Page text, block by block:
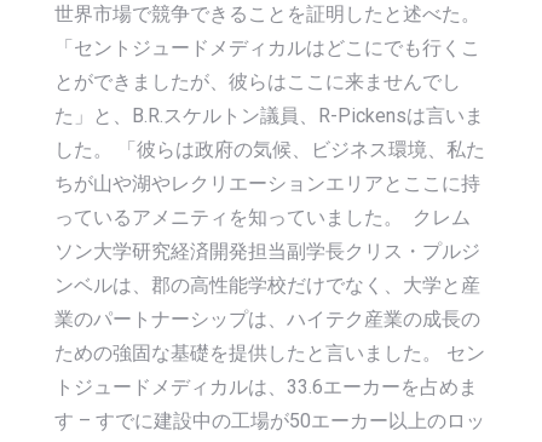
世界市場で競争できることを証明したと述べた。
「セントジュードメディカルはどこにでも行くこ
とができましたが、彼らはここに来ませんでし
た」と、B.R.スケルトン議員、R-Pickensは言いま
した。 「彼らは政府の気候、ビジネス環境、私た
ちが山や湖やレクリエーションエリアとここに持
っているアメニティを知っていました。 クレム
ソン大学研究経済開発担当副学長クリス・プルジ
ンベルは、郡の高性能学校だけでなく、大学と産
業のパートナーシップは、ハイテク産業の成長の
ための強固な基礎を提供したと言いました。 セン
トジュードメディカルは、33.6エーカーを占めま
す – すでに建設中の工場が50エーカー以上のロッ